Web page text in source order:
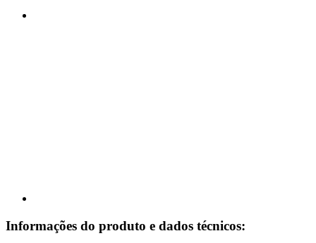
Informações do produto e dados técnicos: